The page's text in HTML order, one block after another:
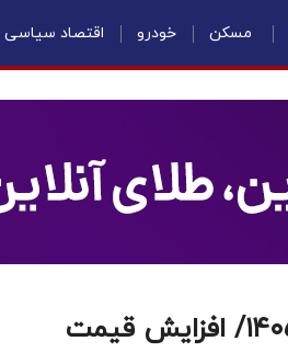
مسکن خودرو اقتصاد سیاسی